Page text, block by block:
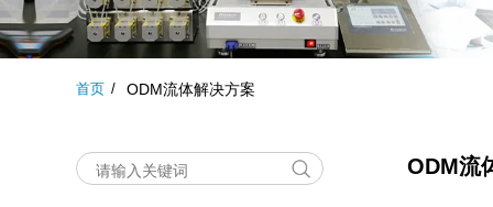
首页 ODM流体解决方案
ODM流